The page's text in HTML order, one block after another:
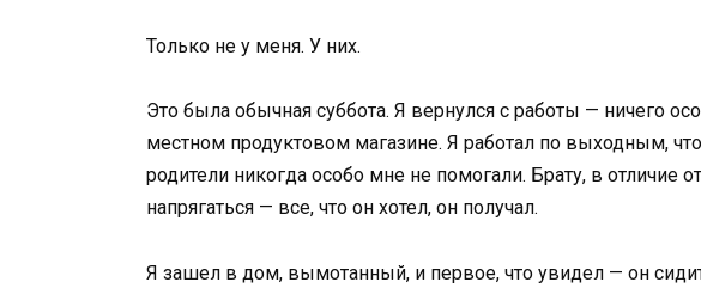
Только не у меня. У них.
Это была обычная суббота. Я вернулся с работы — ничего
местном продуктовом магазине. Я работал по выходным,
родители никогда особо мне не помогали. Брату, в отличие
напрягаться — все, что он хотел, он получал.
Я зашел в дом, вымотанный, и первое, что увидел — он